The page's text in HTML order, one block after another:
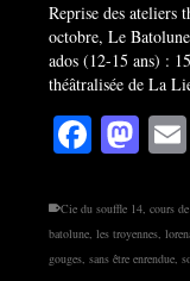
Reprise des ateliers
octobre, Le
ados (12-15 ans) :
théâtralisée de La
Cie du souffle 14, cours
batolune, les troyennes,
gouges, sans être enrendue,